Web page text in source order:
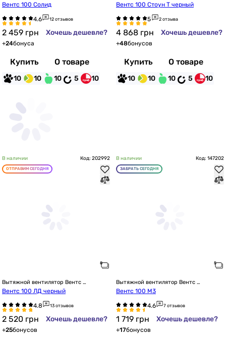
настенный
Вентс 100 Солид
12 отзывов
2 459 грн Хочешь дешевле?
+24бонуса
Купить О товаре
10 10 10 5 10
настенный
Вентс 100 Стоун Т черный
2 отзыва
4 868 грн Хочешь дешевле?
+48бонусов
Купить О товаре
10 10 10 5 10
В наличии Код: 202992
ОТПРАВИМ СЕГОДНЯ
Вытяжной вентилятор Вентс
настенный
Вентс 100 ЛД черный
13 отзывов
2 520 грн Хочешь дешевле?
+25бонусов
В наличии Код: 147202
ЗАБРАТЬ СЕГОДНЯ
Вытяжной вентилятор Вентс
настенный
Вентс 100 М3
7 отзывов
1 719 грн Хочешь дешевле?
+17бонусов